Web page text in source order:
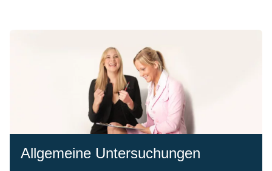
Allgemeine Untersuchungen